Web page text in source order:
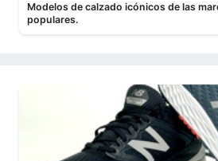
Modelos de calzado icónicos de las
populares.